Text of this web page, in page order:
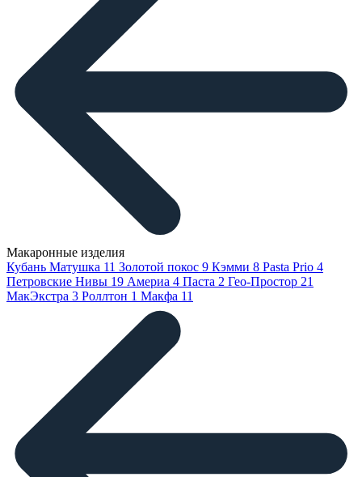
Макаронные изделия
Кубань Матушка 11 Золотой покос 9 Кэмми 8 Pasta Prio 4
Петровские Нивы 19 Америа 4 Паста 2 Гео-Простор 21
МакЭкстра 3 Роллтон 1 Макфа 11